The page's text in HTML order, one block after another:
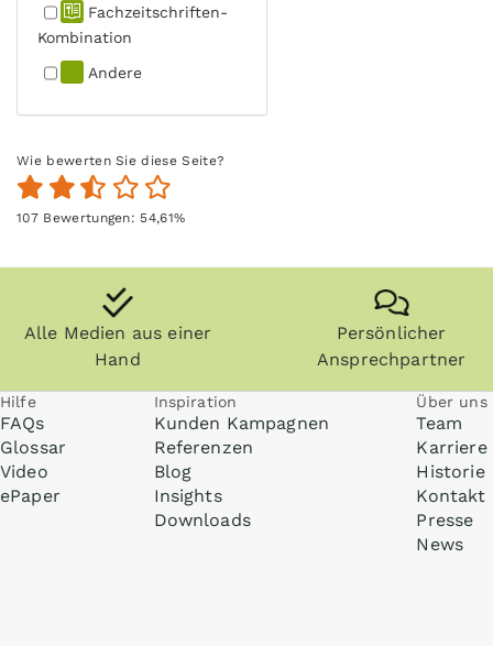
Fachzeit­schriften-
Kombination
Andere
Wie bewerten Sie diese Seite?
107Bewertungen: 54,61%
Alle Medien aus einer
Hand
Persönlicher
Ansprechpartner
Hilfe
FAQs
Glossar
Video
ePaper
Inspiration
Kunden Kampagnen
Referenzen
Blog
Insights
Downloads
Über uns
Team
Karriere
Historie
Kontakt
Presse
News